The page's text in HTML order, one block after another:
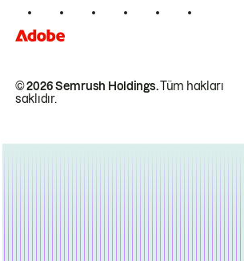
© 2026 Semrush Holdings.Tüm hakları
saklıdır.